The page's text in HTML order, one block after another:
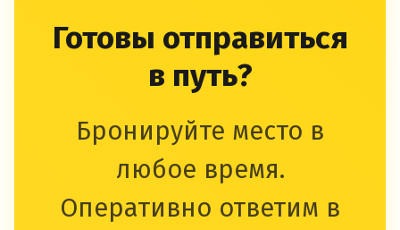
Готовы отправиться
в путь?
Бронируйте место в
любое время.
Оперативно ответим в